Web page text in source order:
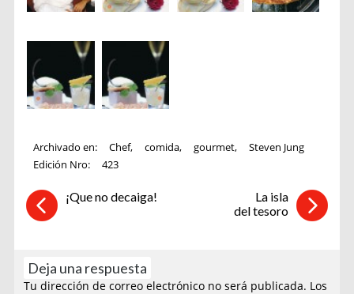
Archivado en: Chef, comida, gourmet,
Steven Jung
Edición Nro:
423
¡Que no decaiga!
La isla
del tesoro
Deja una respuesta
Tu dirección de correo electrónico no será publicada. Los